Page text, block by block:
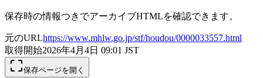
保存時の情報つきでアーカイブHTMLを確認できます。
元のURLhttps://www.mhlw.go.jp/stf/houdou/0000033557.html
取得開始2026年4月4日 09:01 JST
保存ページを開く